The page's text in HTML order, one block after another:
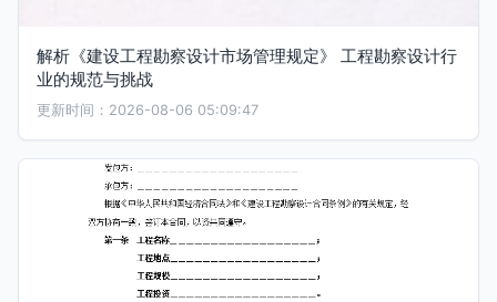
解析《建设工程勘察设计市场管理规定》 工程勘察设计行
业的规范与挑战
更新时间：2026-08-06 05:09:47